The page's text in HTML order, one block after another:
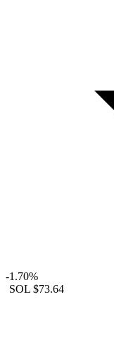
-1.70%
SOL $73.64